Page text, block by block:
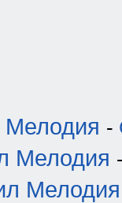
Мелодия -
Мелодия
Мелодия